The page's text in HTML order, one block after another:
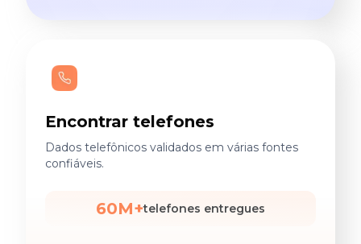
Encontrar telefones
Dados telefônicos validados em várias fontes
confiáveis.
60M+telefones entregues